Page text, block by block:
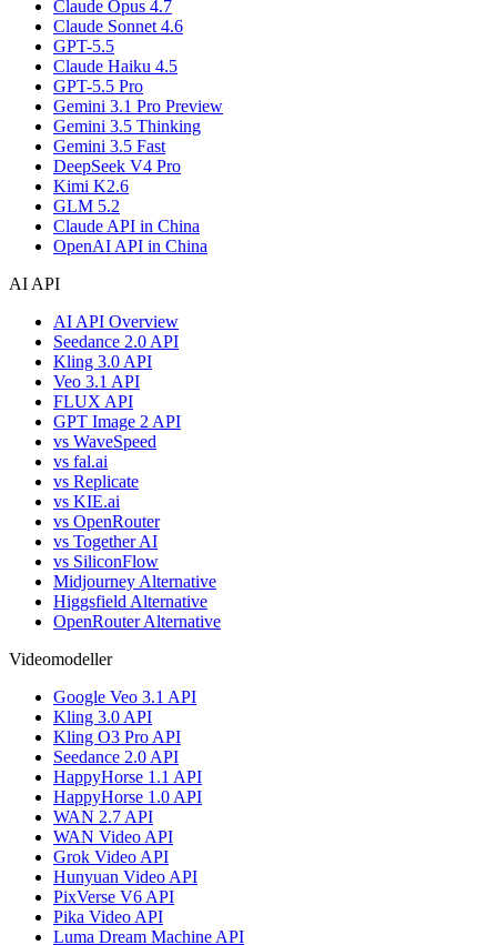
Claude Opus 4.7
Claude Sonnet 4.6
GPT-5.5
Claude Haiku 4.5
GPT-5.5 Pro
Gemini 3.1 Pro Preview
Gemini 3.5 Thinking
Gemini 3.5 Fast
DeepSeek V4 Pro
Kimi K2.6
GLM 5.2
Claude API in China
OpenAI API in China
AI API
AI API Overview
Seedance 2.0 API
Kling 3.0 API
Veo 3.1 API
FLUX API
GPT Image 2 API
vs WaveSpeed
vs fal.ai
vs Replicate
vs KIE.ai
vs OpenRouter
vs Together AI
vs SiliconFlow
Midjourney Alternative
Higgsfield Alternative
OpenRouter Alternative
Videomodeller
Google Veo 3.1 API
Kling 3.0 API
Kling O3 Pro API
Seedance 2.0 API
HappyHorse 1.1 API
HappyHorse 1.0 API
WAN 2.7 API
WAN Video API
Grok Video API
Hunyuan Video API
PixVerse V6 API
Pika Video API
Luma Dream Machine API